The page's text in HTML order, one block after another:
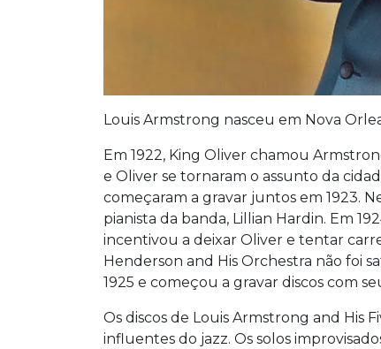
Louis Armstrong nasceu em Nova
Em 1922, King Oliver chamou
e Oliver se tornaram o assunto da
começaram a gravar juntos em 1923.
pianista da banda, Lillian Hardin. Em
incentivou a deixar Oliver e tentar
Henderson and His Orchestra não foi
1925 e começou a gravar discos com
Os discos de Louis Armstrong and His
influentes do jazz. Os solos